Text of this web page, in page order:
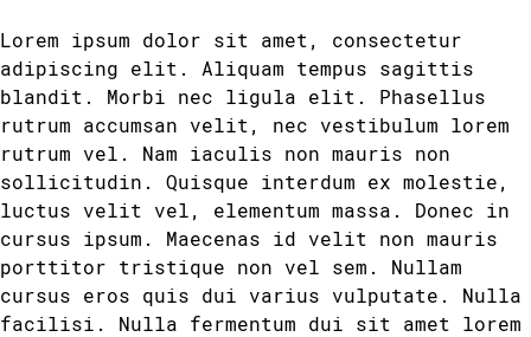
Lorem ipsum dolor sit amet, consectetur
adipiscing elit. Aliquam tempus sagittis
blandit. Morbi nec ligula elit. Phasellus
rutrum accumsan velit, nec vestibulum lorem
rutrum vel. Nam iaculis non mauris non
sollicitudin. Quisque interdum ex molestie,
luctus velit vel, elementum massa. Donec in
cursus ipsum. Maecenas id velit non mauris
porttitor tristique non vel sem. Nullam
cursus eros quis dui varius vulputate. Nulla
facilisi. Nulla fermentum dui sit amet lorem